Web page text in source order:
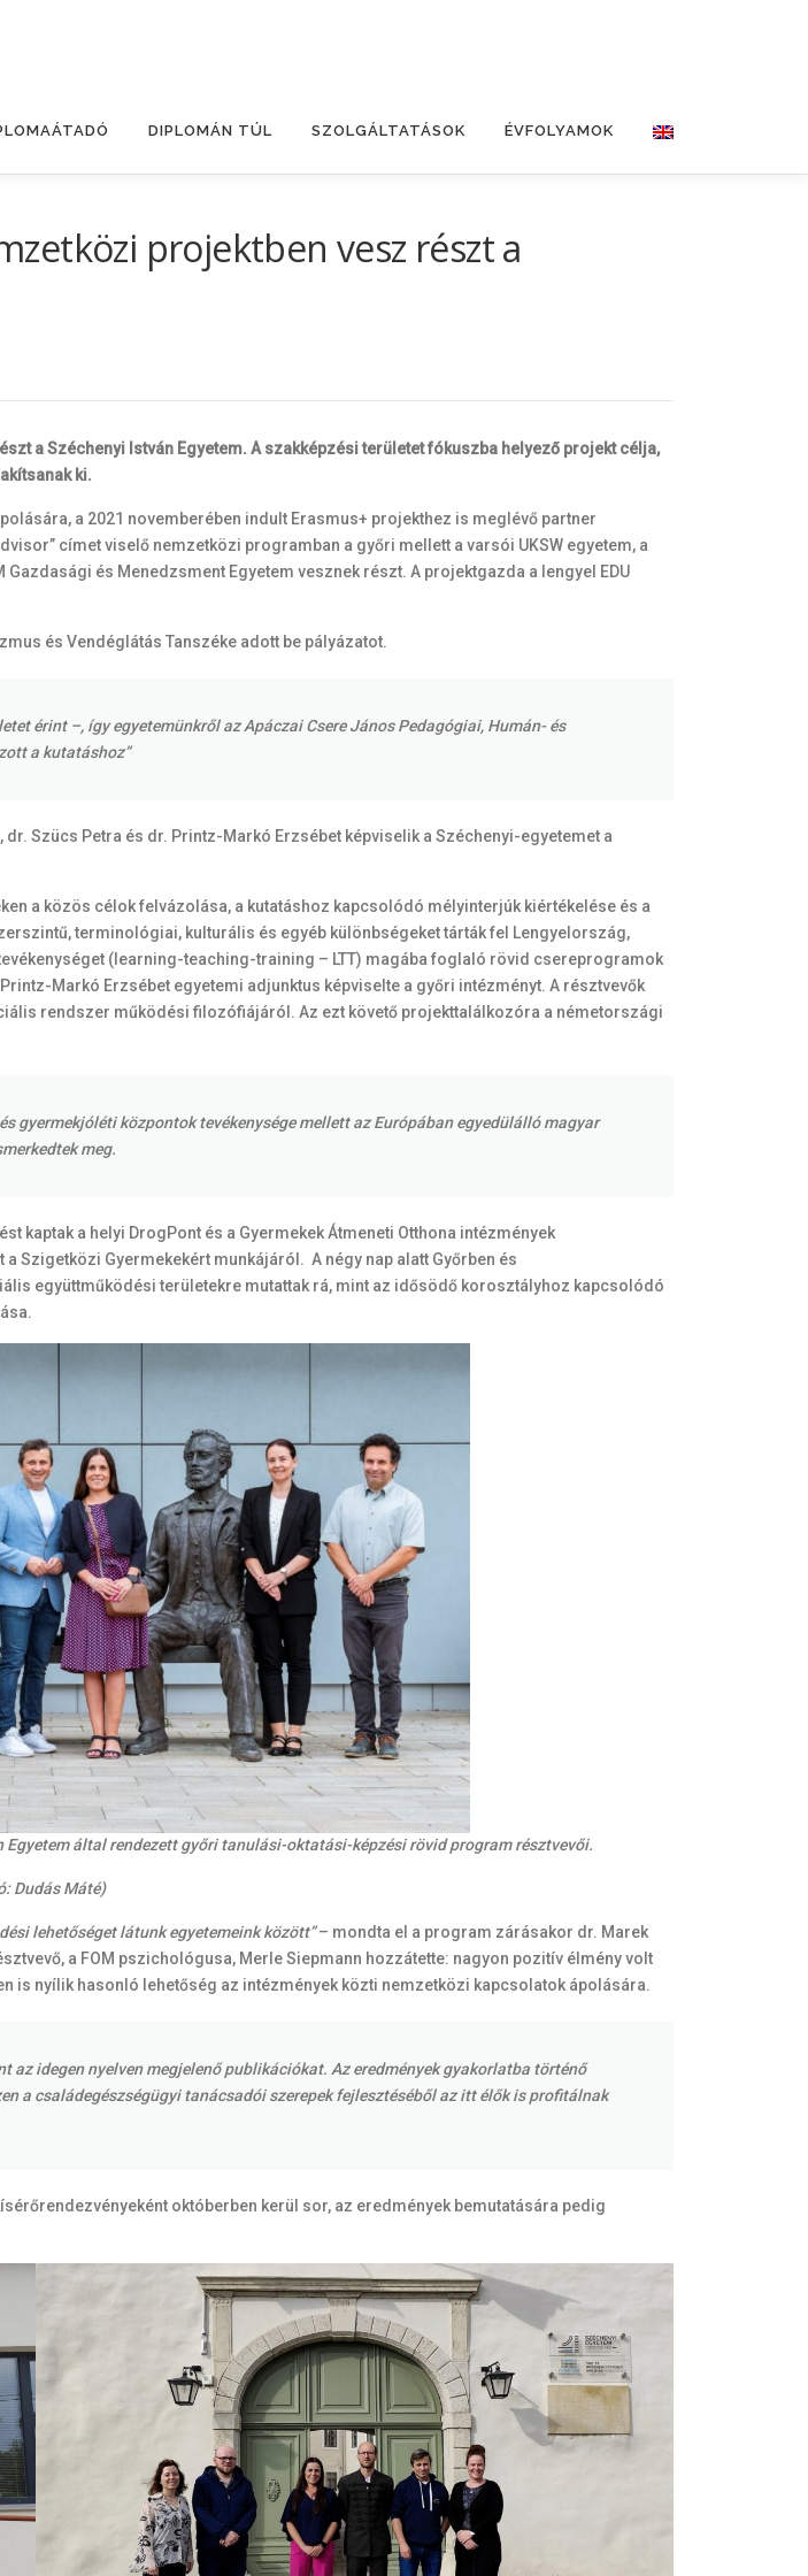
DIPLOMÁN TÚL SZOLGÁLTATÁSOK ÉVFOLYAMOK
projektben vesz részt a
a Széchenyi István Egyetem. A szakképzési területet fókuszba helyező projekt célja,
ki.
a 2021 novemberében indult Erasmus+ projekthez is meglévő partner
címet viselő nemzetközi programban a győri mellett a varsói UKSW egyetem, a
és Menedzsment Egyetem vesznek részt. A projektgazda a lengyel EDU
és Vendéglátás Tanszéke adott be pályázatot.
érint –, így egyetemünkről az Apáczai Csere János Pedagógiai, Humán- és
a kutatáshoz”
Szücs Petra és dr. Printz-Markó Erzsébet képviselik a Széchenyi-egyetemet a
a közös célok felvázolása, a kutatáshoz kapcsolódó mélyinterjúk kiértékelése és a
terminológiai, kulturális és egyéb különbségeket tárták fel Lengyelország,
(learning-teaching-training – LTT) magába foglaló rövid csereprogramok
Markó Erzsébet egyetemi adjunktus képviselte a győri intézményt. A résztvevők
rendszer működési filozófiájáról. Az ezt követő projekttalálkozóra a németországi
gyermekjóléti központok tevékenysége mellett az Európában egyedülálló magyar
meg.
kaptak a helyi DrogPont és a Gyermekek Átmeneti Otthona intézmények
Szigetközi Gyermekekért munkájáról. A négy nap alatt Győrben és
együttműködési területekre mutattak rá, mint az idősödő korosztályhoz kapcsolódó
Egyetem által rendezett győri tanulási-oktatási-képzési rövid program résztvevői.
Dudás Máté)
lehetőséget látunk egyetemeink között”– mondta el a program zárásakor dr. Marek
a FOM pszichológusa, Merle Siepmann hozzátette: nagyon pozitív élmény volt
is nyílik hasonló lehetőség az intézmények közti nemzetközi kapcsolatok ápolására.
idegen nyelven megjelenő publikációkat. Az eredmények gyakorlatba történő
a családegészségügyi tanácsadói szerepek fejlesztéséből az itt élők is profitálnak
októberben kerül sor, az eredmények bemutatására pedig